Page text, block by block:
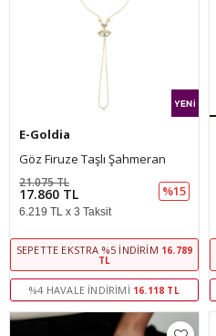
E-Goldia
Göz Firuze Taşlı Şahmeran
17.860 TL
21.075 TL
%15
6.219 TL x 3 Taksit
SEPETTE EKSTRA %5 İNDIRIM 16.789
TL
%4 HAVALE İNDIRIMI 16.118 TL